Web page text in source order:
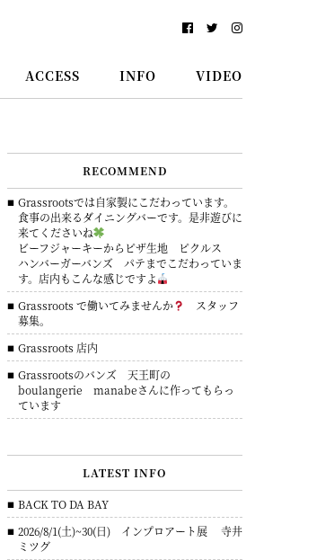
ACCESS INFO VIDEO
RECOMMEND
Grassrootsでは自家製にこだわっています。
食事の出来るダイニングバーです。是非遊びに
来てくださいね
ビーフジャーキーからピザ生地 ピクルス
ハンバーガーバンズ パテまでこだわっていま
す。店内もこんな感じですよ
Grassroots で働いてみませんか
スタッフ
募集。
Grassroots 店内
Grassrootsのバンズ 天王町の
boulangerie manabeさんに作ってもらっ
ています
LATEST INFO
BACK TO DA BAY
2026/8/1(土)~30(日) インプロアート展 寺井
ミツグ